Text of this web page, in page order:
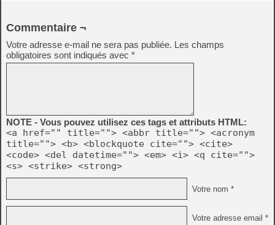
Commentaire ¬
Votre adresse e-mail ne sera pas publiée. Les champs
obligatoires sont indiqués avec *
NOTE - Vous pouvez utilisez ces tags et attributs HTML:
<a href="" title=""> <abbr title=""> <acronym
title=""> <b> <blockquote cite=""> <cite>
<code> <del datetime=""> <em> <i> <q cite="">
<s> <strike> <strong>
Votre nom *
Votre adresse email *